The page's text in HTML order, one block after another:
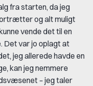
fra starten, da jeg
og alt muligt
vende det til en
Det var jo oplagt at
jeg allerede havde en
kan jeg nemmere
– jeg taler